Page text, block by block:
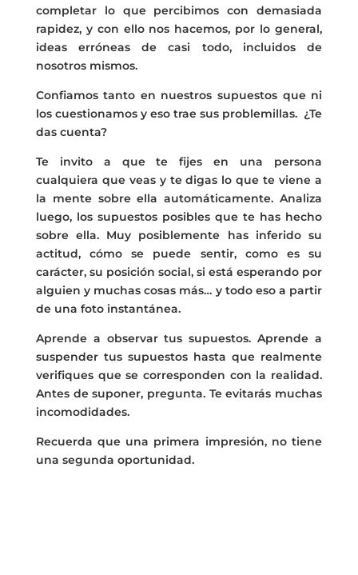
completar lo que percibimos con demasiada
rapidez, y con ello nos hacemos, por lo general,
ideas erróneas de casi todo, incluidos de
nosotros mismos.
Confiamos tanto en nuestros supuestos que ni
los cuestionamos y eso trae sus problemillas. ¿Te
das cuenta?
Te invito a que te fijes en una persona
cualquiera que veas y te digas lo que te viene a
la mente sobre ella automáticamente. Analiza
luego, los supuestos posibles que te has hecho
sobre ella. Muy posiblemente has inferido su
actitud, cómo se puede sentir, como es su
carácter, su posición social, si está esperando por
alguien y muchas cosas más… y todo eso a partir
de una foto instantánea.
Aprende a observar tus supuestos. Aprende a
suspender tus supuestos hasta que realmente
verifiques que se corresponden con la realidad.
Antes de suponer, pregunta. Te evitarás muchas
incomodidades.
Recuerda que una primera impresión, no tiene
una segunda oportunidad.